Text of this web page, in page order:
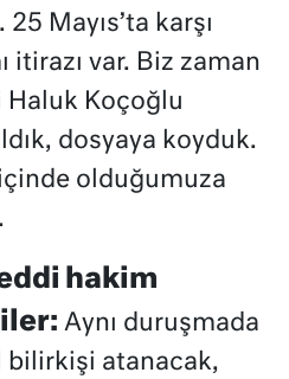
Mayıs’ta karşı
itirazı var. Biz zaman
Haluk Koçoğlu
dosyaya koyduk.
içinde olduğumuza
hakim
Aynı duruşmada
bilirkişi atanacak,